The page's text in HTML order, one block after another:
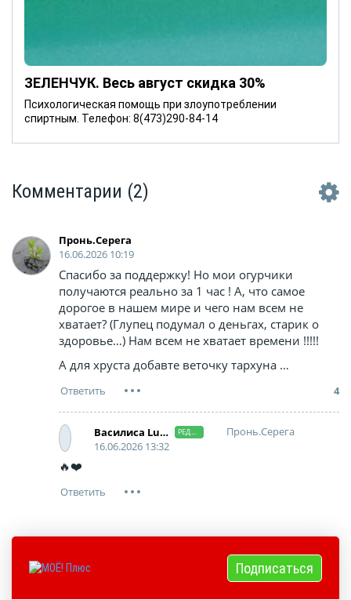
ЗЕЛЕНЧУК. Весь август скидка 30%
Психологическая помощь при злоупотреблении
спиртным. Телефон: 8(473)290-84-14
Комментарии (2)
Пронь.Серега
16.06.2026 10:19
Спасибо за поддержку! Но мои огурчики
получаются реально за 1 час ! А, что самое
дорогое в нашем мире и чего нам всем не
хватает? (Глупец подумал о деньгах, старик о
здоровье…) Нам всем не хватает времени !!!!!
А для хруста добавте веточку тархуна …
4
Василиса Lucky РЕДАКТОР
Пронь.Серега
16.06.2026 13:32
🔥❤️
Подписаться